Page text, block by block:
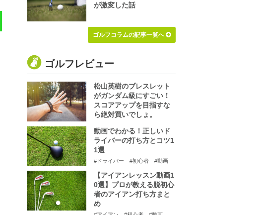
が激変した話
ゴルフコラムの記事一覧へ
ゴルフレビュー
松山英樹のブレスレット
がガンダム級にすごい！
スコアアップを目指すな
ら絶対買いでしょ。
動画でわかる！正しいド
ライバーの打ち方とコツ1
1選
#ドライバー #初心者 #動画
【アイアンレッスン動画1
0選】プロが教える脱初心
者のアイアン打ち方まと
め